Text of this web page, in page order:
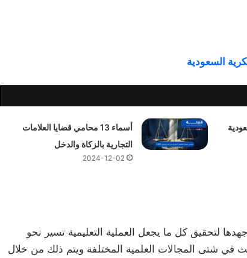
السعودية
أسماء 13 محامي قضايا العلامات
التجارية بالزكاة والدخل
2024-12-02
لتحقيق كل ما يجعل العملية التعليمية تسير نحو
في شتى المجالات العلمية المختلفة ويتم ذلك من خلال